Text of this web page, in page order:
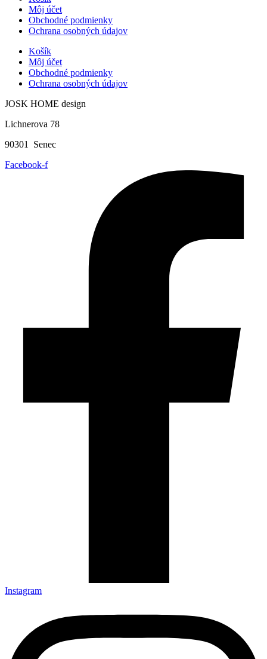
Môj účet
Obchodné podmienky
Ochrana osobných údajov
Košík
Môj účet
Obchodné podmienky
Ochrana osobných údajov
JOSK HOME design
Lichnerova 78
90301 Senec
Facebook-f
Instagram